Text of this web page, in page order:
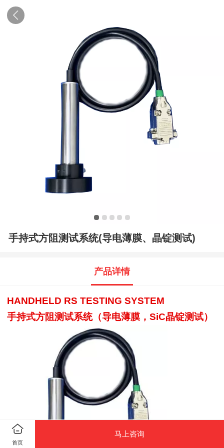
手持式方阻测试系统(导电薄膜、晶锭测试)
产品详情
HANDHELD RS TESTING SYSTEM
手持式方阻测试系统（导电薄膜，SiC晶锭测试）
首页
马上咨询